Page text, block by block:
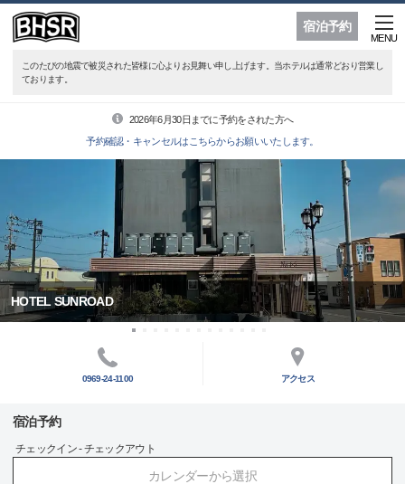
宿泊予約
MENU
このたびの地震で被災された皆様に心よりお見舞い申し上げます。当ホテルは通常どおり営業し
ております。
2026年6月30日までに予約をされた方へ
予約確認・キャンセルはこちらからお願いいたします。
HOTEL SUNROAD
0969-24-1100 アクセス
宿泊予約
チェックイン - チェックアウト
カレンダーから選択